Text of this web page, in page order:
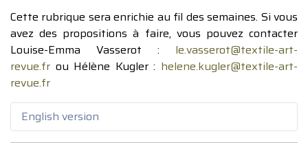
Cette rubrique sera enrichie au fil des semaines. Si vous
avez des propositions à faire, vous pouvez contacter
Louise-Emma Vasserot : le.vasserot@textile-art-
revue.fr ou Hélène Kugler : helene.kugler@textile-art-
revue.fr
English version